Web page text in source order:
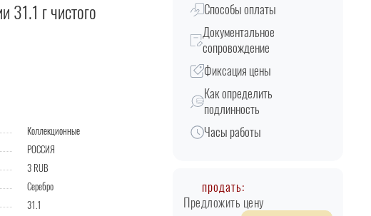
31.1 г чистого
Коллекционные
РОССИЯ
3 RUB
Серебро
31.1
Способы оплаты
Документальное
сопровождение
Фиксация цены
Как определить
подлинность
Часы работы
продать:
Предложить цену